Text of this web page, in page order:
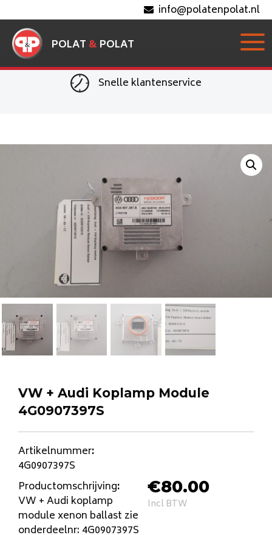
info@polatenpolat.nl
POLAT & POLAT
Snelle klantenservice
VW + Audi Koplamp Module
4G0907397S
Artikelnummer:
4G0907397S
Productomschrijving:
VW + Audi koplamp
module xenon ballast zie
onderdeelnr: 4G0907397S
€80.00
Incl BTW